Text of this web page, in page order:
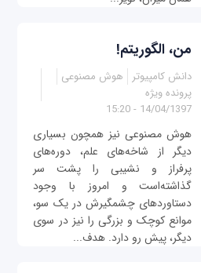
من، الگوريتم!
دانش کامپیوتر
هوش مصنوعی
پرونده ویژه
14/04/1397 - 15:20
هوش مصنوعی نيز همچون بسياری
ديگر از شاخه‌های علم، دوره‌های
پرفراز و نشيبی را پشت سر
گذاشته‌است و امروز با وجود
دستاوردهای چشمگيرش‌ در يک سو،
موانع کوچک و بزرگی را نيز در سوی
ديگر، پيش رو دارد. هدف...